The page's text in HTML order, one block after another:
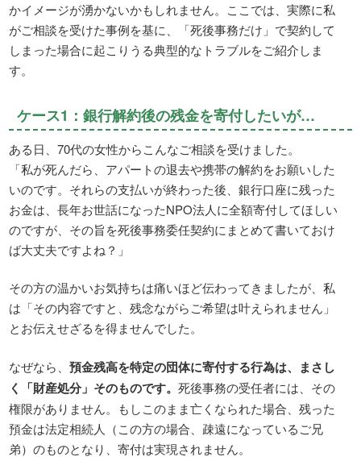
かイメージが湧かないかもしれません。ここでは、実際に私
がご相談を受けた事例を基に、「死後事務だけ」で契約して
しまった場合に起こりうる典型的なトラブルをご紹介しま
す。
ケース1：銀行解約後の残金を寄付したいが…
ある日、70代の女性からこんなご相談を受けました。
「私が死んだら、アパートの退去や携帯の解約をお願いした
いのです。それらの支払いが終わった後、銀行口座に残った
お金は、長年お世話になったNPO法人に全額寄付してほしい
のですが、その旨を死後事務委任契約にまとめて書いておけ
ば大丈夫ですよね？」
その方の温かいお気持ちは痛いほど伝わってきましたが、私
は「その内容ですと、残念ながらご希望は叶えられません」
とお伝えせざるを得ませんでした。
なぜなら、預金残高を特定の団体に寄付する行為は、まさし
く「財産処分」そのものです。死後事務の受任者には、その
権限がありません。もしこのまま亡くなられた場合、残った
預金は法定相続人（この方の場合、疎遠になっているご兄
弟）のものとなり、寄付は実現されません。